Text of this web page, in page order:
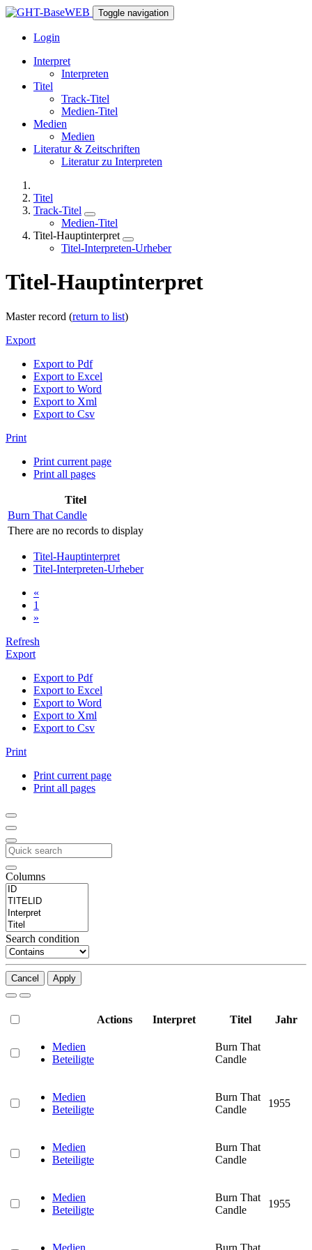
Toggle navigation
Login
Interpret
Interpreten
Titel
Track-Titel
Medien-Titel
Medien
Medien
Literatur & Zeitschriften
Literatur zu Interpreten
Titel
Track-Titel
Medien-Titel
Titel-Hauptinterpret
Titel-Interpreten-Urheber
Titel-Hauptinterpret
Master record (return to list)
Export
Export to Pdf
Export to Excel
Export to Word
Export to Xml
Export to Csv
Print
Print current page
Print all pages
Titel
Burn That Candle
There are no records to display
Titel-Hauptinterpret
Titel-Interpreten-Urheber
«
1
»
Refresh
Export
Export to Pdf
Export to Excel
Export to Word
Export to Xml
Export to Csv
Print
Print current page
Print all pages
Columns
Search condition
Cancel Apply
Actions Interpret Titel Jahr
Medien
Beteiligte
Burn That
Candle
Medien
Beteiligte
Burn That
Candle
1955
Medien
Beteiligte
Burn That
Candle
Medien
Beteiligte
Burn That
Candle
1955
Medien Burn That